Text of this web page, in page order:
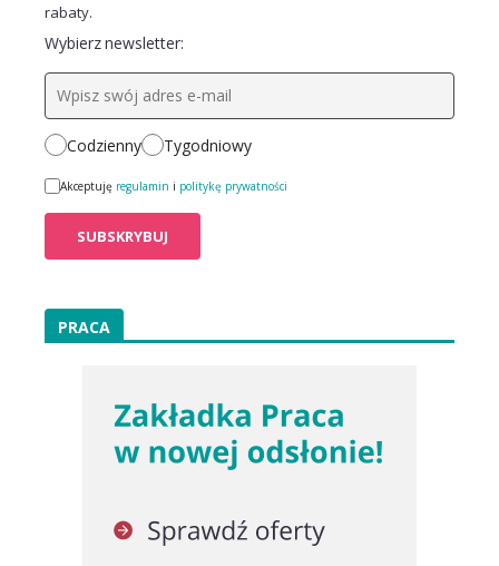
rabaty.
Wybierz newsletter:
Codzienny Tygodniowy
Akceptuję regulamin i politykę prywatności
PRACA